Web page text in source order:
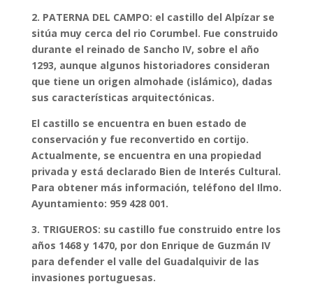
2. PATERNA DEL CAMPO: el castillo del Alpízar se
sitúa muy cerca del rio Corumbel. Fue construido
durante el reinado de Sancho IV, sobre el año
1293, aunque algunos historiadores consideran
que tiene un origen almohade (islámico), dadas
sus características arquitectónicas.
El castillo se encuentra en buen estado de
conservación y fue reconvertido en cortijo.
Actualmente, se encuentra en una propiedad
privada y está declarado Bien de Interés Cultural.
Para obtener más información, teléfono del Ilmo.
Ayuntamiento: 959 428 001.
3. TRIGUEROS: su castillo fue construido entre los
años 1468 y 1470, por don Enrique de Guzmán IV
para defender el valle del Guadalquivir de las
invasiones portuguesas.